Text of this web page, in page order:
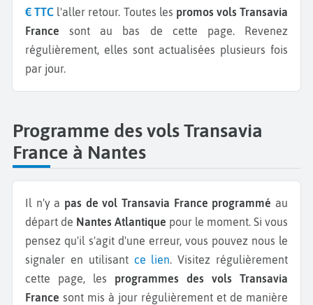
€ TTC l'aller retour. Toutes les promos vols Transavia
France sont au bas de cette page. Revenez
régulièrement, elles sont actualisées plusieurs fois
par jour.
Programme des vols Transavia
France à Nantes
Il n'y a pas de vol Transavia France programmé au
départ de Nantes Atlantique pour le moment. Si vous
pensez qu'il s'agit d'une erreur, vous pouvez nous le
signaler en utilisant ce lien. Visitez régulièrement
cette page, les programmes des vols Transavia
France sont mis à jour régulièrement et de manière